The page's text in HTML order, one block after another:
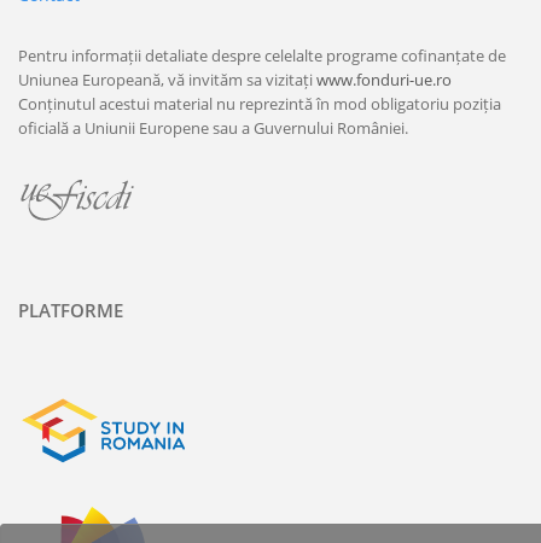
Pentru informații detaliate despre celelalte programe cofinanțate de
Uniunea Europeană, vă invităm sa vizitațiwww.fonduri-ue.ro
Conținutul acestui material nu reprezintă în mod obligatoriu poziția
oficială a Uniunii Europene sau a Guvernului României.
PLATFORME